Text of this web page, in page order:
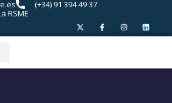
(+34) 91 394 49 37
RSME